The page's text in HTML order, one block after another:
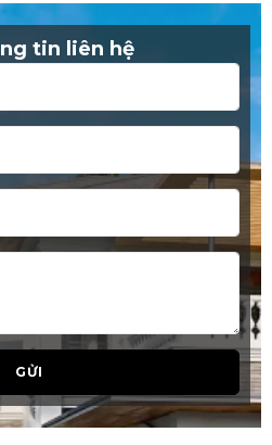
thất
thất
thất
thất
thất
tin liên hệ
GỬI